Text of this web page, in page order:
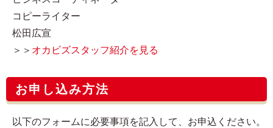
コピーライター
松田広宣
＞＞ オカビズスタッフ紹介を見る
お申し込み方法
以下のフォームに必要事項を記入して、お申込ください。